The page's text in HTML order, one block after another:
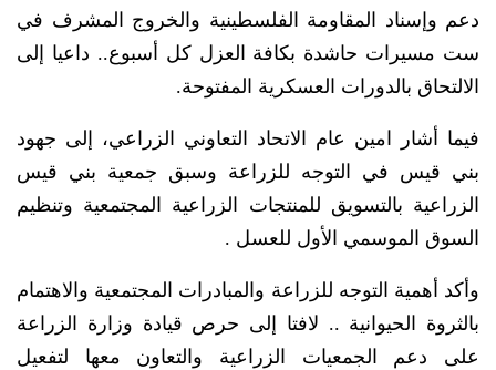
دعم وإسناد المقاومة الفلسطينية والخروج المشرف في
ست مسيرات حاشدة بكافة العزل كل أسبوع.. داعيا إلى
الالتحاق بالدورات العسكرية المفتوحة.
فيما أشار امين عام الاتحاد التعاوني الزراعي، إلى جهود
بني قيس في التوجه للزراعة وسبق جمعية بني قيس
الزراعية بالتسويق للمنتجات الزراعية المجتمعية وتنظيم
السوق الموسمي الأول للعسل .
وأكد أهمية التوجه للزراعة والمبادرات المجتمعية والاهتمام
بالثروة الحيوانية .. لافتا إلى حرص قيادة وزارة الزراعة
على دعم الجمعيات الزراعية والتعاون معها لتفعيل